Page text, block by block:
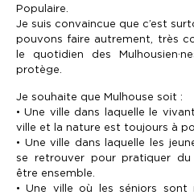
Populaire.
Je suis convaincue que c’est
pouvons faire autrement, très
le quotidien des
protège.
Je souhaite que Mulhouse soit :
• Une ville dans laquelle le
ville et la nature est toujours à
• Une ville dans laquelle les
se retrouver pour pratiquer
être ensemble.
• Une ville où les séniors sont